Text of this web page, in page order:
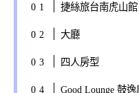
捷絲旅台南虎山
大廳
四人房型
Good Lounge 鼓